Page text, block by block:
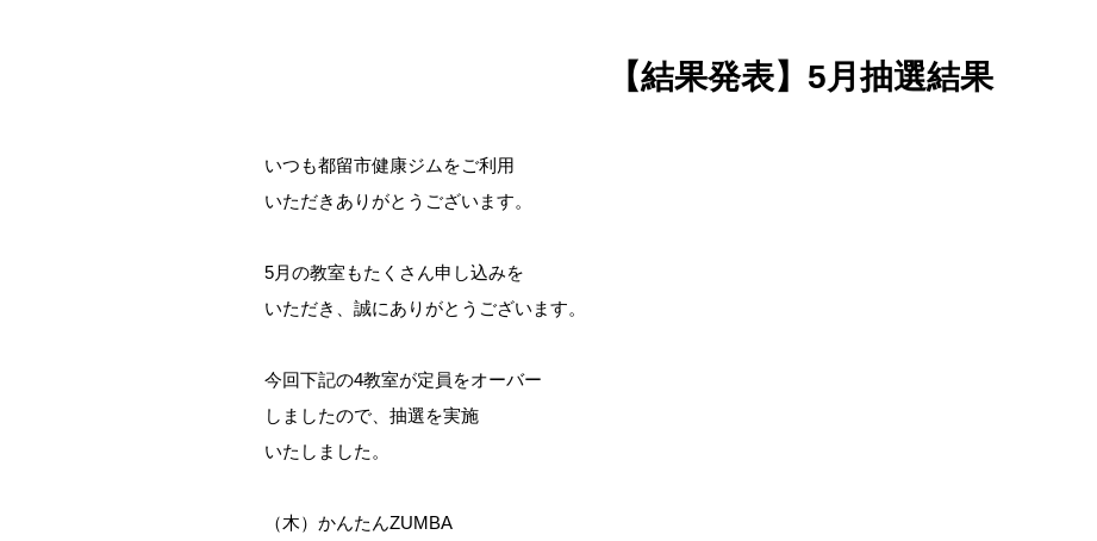
【結果発表】5月抽選結果
いつも都留市健康ジムをご利用
いただきありがとうございます。
5月の教室もたくさん申し込みを
いただき、誠にありがとうございます。
今回下記の4教室が定員をオーバー
しましたので、抽選を実施
いたしました。
（木）かんたんZUMBA